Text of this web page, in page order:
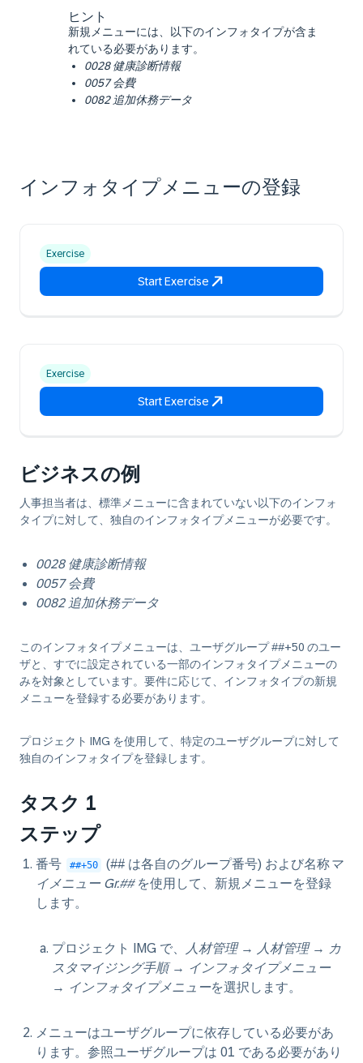
ヒント
新規メニューには、以下のインフォタイプが含ま
れている必要があります。
0028 健康診断情報
0057 会費
0082 追加休務データ
インフォタイプメニューの登録
Exercise
Start Exercise
Exercise
Start Exercise
ビジネスの例
人事担当者は、標準メニューに含まれていない以下のインフォ
タイプに対して、独自のインフォタイプメニューが必要です。
0028 健康診断情報
0057 会費
0082 追加休務データ
このインフォタイプメニューは、ユーザグループ ##+50 のユー
ザと、すでに設定されている一部のインフォタイプメニューの
みを対象としています。要件に応じて、インフォタイプの新規
メニューを登録する必要があります。
プロジェクト IMG を使用して、特定のユーザグループに対して
独自のインフォタイプを登録します。
タスク 1
ステップ
番号 ##+50 (## は各自のグループ番号) および名称マ
イメニュー Gr.##を使用して、新規メニューを登録
します。
プロジェクト IMG で、 人材管理→ 人材管理→
カ
スタマイジング手順→ インフォタイプメニュー
→ インフォタイプメニューを選択します。
メニューはユーザグループに依存している必要があ
ります。参照ユーザグループは 01 である必要があり